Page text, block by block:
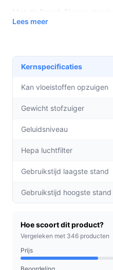
verschillende voordelen
Tot 55 minuten
waardoor u uitgebreid
onderbrekingen.
snel gebruik op
helpt u om vuil in
Deze stofzuiger is ideaal
aan een snelle en
zijn lichtgewicht ontwerp
het ook perfect voor
kracht.
Lees meer
Kernspecificaties
Kan vloeistoffen opzuigen
Gewicht stofzuiger
Geluidsniveau
Hepa luchtfilter
Gebruikstijd laagste stand
Gebruikstijd hoogste stand
Hoe scoort dit product?
Vergeleken met 346 producten
Prijs